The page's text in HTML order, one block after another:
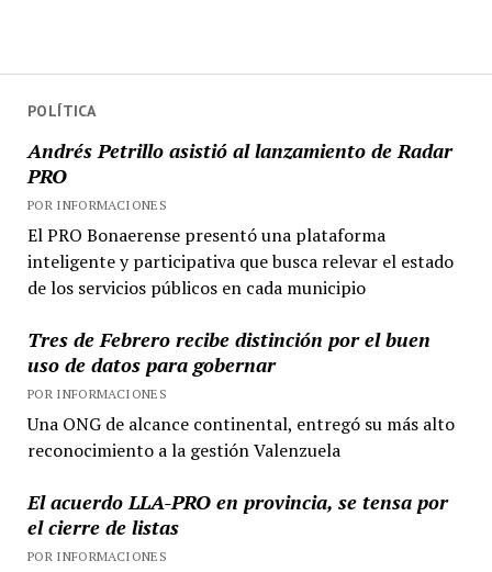
POLÍTICA
Andrés Petrillo asistió al lanzamiento de Radar
PRO
POR INFORMACIONES
El PRO Bonaerense presentó una plataforma
inteligente y participativa que busca relevar el estado
de los servicios públicos en cada municipio
Tres de Febrero recibe distinción por el buen
uso de datos para gobernar
POR INFORMACIONES
Una ONG de alcance continental, entregó su más alto
reconocimiento a la gestión Valenzuela
El acuerdo LLA-PRO en provincia, se tensa por
el cierre de listas
POR INFORMACIONES